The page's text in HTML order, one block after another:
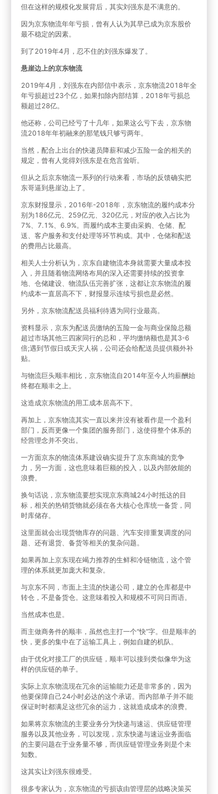
但在这样的规模化发展背后，其实刘强东是不满意的。
因为京东物流年年亏损，曾有人认为其早已成为京东股价
最不稳定的因素。
到了2019年4月，忍不住的刘强东爆发了。
悬崖边上的京东物流
2019年4月，刘强东在内部信中表示，京东物流2018年全
年亏损超过23个亿，如果扣除内部结算，2018年亏损总
额超过28亿。
他还称，公司已经亏了十几年，如果这么亏下去，京东物
流2018年年初融来的那笔钱只够亏两年。
当然，配合上出台的快递员降薪和减少五险一金的相关的
规定，曾有人觉得刘强东是在危言耸听。
但从之后京东物流一系列的行动来看，市场的反馈确实把
东哥逼到悬崖边上了。
京东财报显示，2016年-2018年，京东物流的履约成本分
别为186亿元、259亿元、320亿元，对应的收入占比为
7%、7.1%、6.9%。而履约成本主要由采购、仓储、配
送、客户服务和支付处理等环节构成。其中，仓储和配送
的费用占比最高。
相关人士分析认为，京东自建物流本身就需要大量成本投
入，并且随着物流网络布局的深入还需要持续的投资拿
地、仓储建设、物流队伍完善扩张，这都让京东物流的履
约成本一直居高不下，财报显示连续亏损也是必然。
另外，京东物流配送员福利待遇为同行业最高。
资料显示，京东为配送员缴纳的五险一金与商业保险总额
超过市场其他三四家同行的总和，平均缴纳额也是其3-6
倍;遇到节假日或天灾人祸，公司还会给配送员提供额外补
贴。
与物流巨头顺丰相比，京东物流自2014年至今人均薪酬始
终都在顺丰之上。
这造成京东物流的用工成本居高不下。
再加上，京东物流其实一直以来并没有被看作是一个盈利
部门，反而更像一个集团的服务部门，这使得整个体系的
经营理念并不突出。
一方面京东的物流体系建设确实提升了京东商城的竞争
力，另一方面，这也意味着巨额的投入，以及内部效能的
浪费。
换句话说，京东物流要想实现京东商城24小时抵达的目
标，相关的热销货物就必须在各大核心仓库统一备货，同
时库储存。
这里面就会出现货物库存的问题、汽车安排重复调度的问
题、还有退货、备货等相关的复杂问题。
如果再加上京东现在竭力推荐的生鲜和冷链物流，这个管
理的体系就更加庞大和复杂。
与京东不同，市面上主流的快递公司，建立的仓库都是中
转仓，不是备货仓。这意味着投入和规模不可同日而语。
当然成本也是。
而主做商务件的顺丰，虽然也主打一个“快”字。但是顺丰的
快，更多的集中在了运输工具上，例如自建的机队。
由于优化对接工厂的供应链，顺丰可以接到类似像华为这
样的供应链的单子。
实际上京东物流现在冗余的运输能力还是非常多的，因为
他要保障自己24小时必达的这个承诺。而内部单子并不能
保证时时都满足这些冗余的运力，这就造成成本的浪费。
如果将京东物流的主要业务分为快递与速运、供应链管理
服务以及其他业务，可以发现，京东快递与速运业务面临
的主要问题在于业务量不够，而供应链管理业务则是个未
知数。
这其实让刘强东很难受。
很多专家认为，京东物流的亏损该由管理层的战略决策买